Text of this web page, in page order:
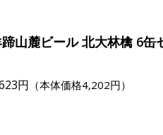
山麓ビール 北大林檎 6缶
円 （本体価格4,202円）